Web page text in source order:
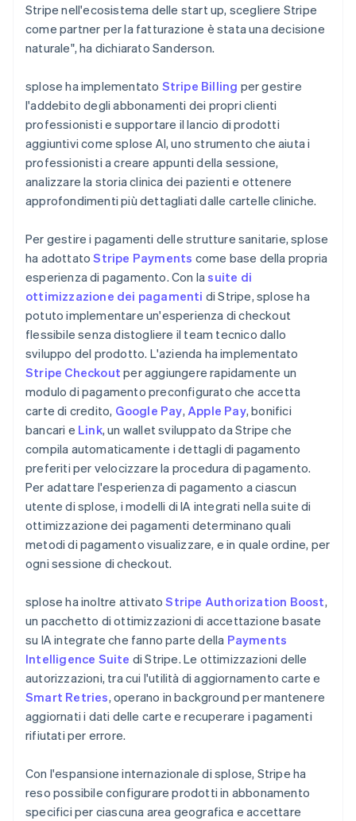
Stripe nell'ecosistema delle start up, scegliere Stripe
come partner per la fatturazione è stata una decisione
naturale", ha dichiarato Sanderson.
splose ha implementato Stripe Billing per gestire
l'addebito degli abbonamenti dei propri clienti
professionisti e supportare il lancio di prodotti
aggiuntivi come splose AI, uno strumento che aiuta i
professionisti a creare appunti della sessione,
analizzare la storia clinica dei pazienti e ottenere
approfondimenti più dettagliati dalle cartelle cliniche.
Per gestire i pagamenti delle strutture sanitarie, splose
ha adottatoStripe Payments come base della propria
esperienza di pagamento. Con lasuite di
ottimizzazione dei pagamenti di Stripe, splose ha
potuto implementare un'esperienza di checkout
flessibile senza distogliere il team tecnico dallo
sviluppo del prodotto. L'azienda ha implementato
Stripe Checkout per aggiungere rapidamente un
modulo di pagamento preconfigurato che accetta
carte di credito, Google Pay, Apple Pay, bonifici
bancari e Link, un wallet sviluppato da Stripe che
compila automaticamente i dettagli di pagamento
preferiti per velocizzare la procedura di pagamento.
Per adattare l'esperienza di pagamento a ciascun
utente di splose, i modelli di IA integrati nella suite di
ottimizzazione dei pagamenti determinano quali
metodi di pagamento visualizzare, e in quale ordine, per
ogni sessione di checkout.
splose ha inoltre attivatoStripe Authorization Boost,
un pacchetto di ottimizzazioni di accettazione basate
su IA integrate che fanno parte della Payments
Intelligence Suite di Stripe. Le ottimizzazioni delle
autorizzazioni, tra cui l'utilità di aggiornamento carte e
Smart Retries, operano in background per mantenere
aggiornati i dati delle carte e recuperare i pagamenti
rifiutati per errore.
Con l'espansione internazionale di splose, Stripe ha
reso possibile configurare prodotti in abbonamento
specifici per ciascuna area geografica e accettare